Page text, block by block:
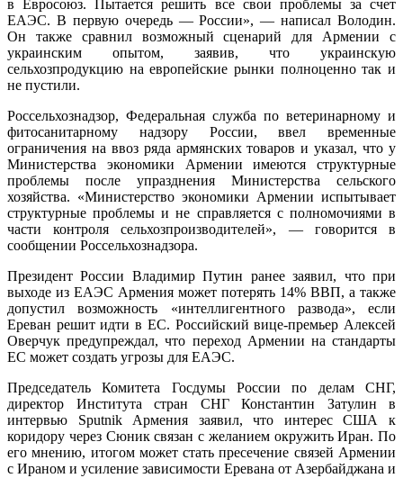
в Евросоюз. Пытается решить все свои проблемы за счет
ЕАЭС. В первую очередь — России», — написал Володин.
Он также сравнил возможный сценарий для Армении с
украинским опытом, заявив, что украинскую
сельхозпродукцию на европейские рынки полноценно так и
не пустили.
Россельхознадзор, Федеральная служба по ветеринарному и
фитосанитарному надзору России, ввел временные
ограничения на ввоз ряда армянских товаров и указал, что у
Министерства экономики Армении имеются структурные
проблемы после упразднения Министерства сельского
хозяйства. «Министерство экономики Армении испытывает
структурные проблемы и не справляется с полномочиями в
части контроля сельхозпроизводителей», — говорится в
сообщении Россельхознадзора.
Президент России Владимир Путин ранее заявил, что при
выходе из ЕАЭС Армения может потерять 14% ВВП, а также
допустил возможность «интеллигентного развода», если
Ереван решит идти в ЕС. Российский вице-премьер Алексей
Оверчук предупреждал, что переход Армении на стандарты
ЕС может создать угрозы для ЕАЭС.
Председатель Комитета Госдумы России по делам СНГ,
директор Института стран СНГ Константин Затулин в
интервью Sputnik Армения заявил, что интерес США к
коридору через Сюник связан с желанием окружить Иран. По
его мнению, итогом может стать пресечение связей Армении
с Ираном и усиление зависимости Еревана от Азербайджана и